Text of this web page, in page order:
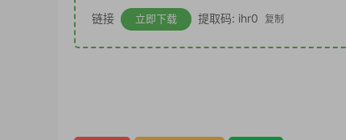
链接 立即下载 提取码: ihr0 复制